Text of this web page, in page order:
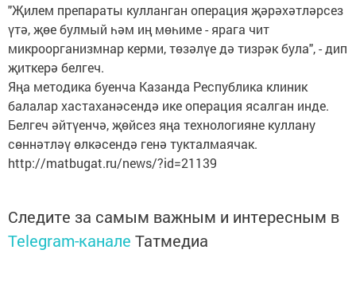
"Җилем препараты кулланган операция җәрәхәтләрсез
үтә, җөе булмый һәм иң мөһиме - ярага чит
микроорганизмнар керми, төзәлүе дә тизрәк була", - дип
җиткерә белгеч.
Яңа методика буенча Казанда Республика клиник
балалар хастаханәсендә ике операция ясалган инде.
Белгеч әйтүенчә, җөйсез яңа технологияне куллану
сөннәтләү өлкәсендә генә тукталмаячак.
http://matbugat.ru/news/?id=21139
Следите за самым важным и интересным в
Telegram-канале Татмедиа